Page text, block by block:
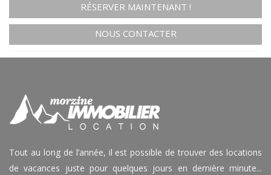
RÉSERVER MAINTENANT !
NOUS CONTACTER
Tout au long de l’année, il est possible de trouver des locations
de vacances juste pour quelques jours en dernière minute...